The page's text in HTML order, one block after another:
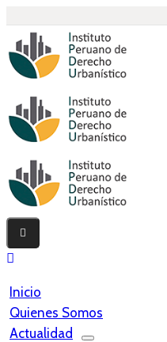
Inicio
Quienes Somos
Actualidad